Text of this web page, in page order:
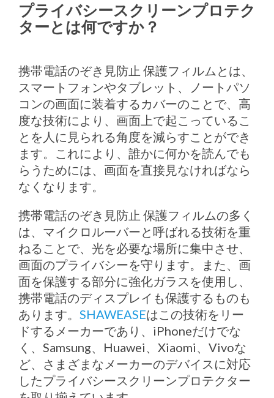
プライバシースクリーンプロテク
ターとは何ですか？
携帯電話のぞき見防止 保護フィルムとは、
スマートフォンやタブレット、ノートパソ
コンの画面に装着するカバーのことで、高
度な技術により、画面上で起こっているこ
とを人に見られる角度を減らすことができ
ます。これにより、誰かに何かを読んでも
らうためには、画面を直接見なければなら
なくなります。
携帯電話のぞき見防止 保護フィルムの多く
は、マイクロルーバーと呼ばれる技術を重
ねることで、光を必要な場所に集中させ、
画面のプライバシーを守ります。また、画
面を保護する部分に強化ガラスを使用し、
携帯電話のディスプレイも保護するものも
あります。 SHAWEASEはこの技術をリー
ドするメーカーであり、iPhoneだけでな
く、Samsung、Huawei、Xiaomi、Vivoな
ど、さまざまなメーカーのデバイスに対応
したプライバシースクリーンプロテクター